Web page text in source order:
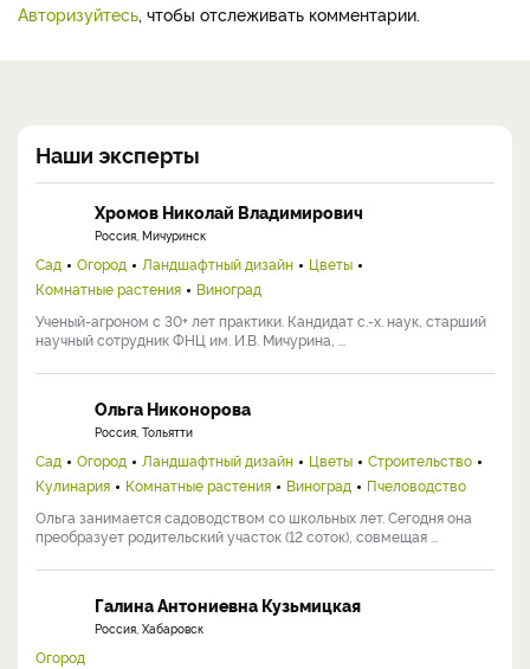
Авторизуйтесь , чтобы отслеживать комментарии.
Наши эксперты
Хромов Николай Владимирович
Россия, Мичуринск
Сад Огород Ландшафтный дизайн
Цветы
Комнатные растения
Виноград
Ученый-агроном с 30+ лет практики. Кандидат с.-х. наук, старший
научный сотрудник ФНЦ им. И.В. Мичурина, ...
Ольга Никонорова
Россия, Тольятти
Сад Огород Ландшафтный дизайн Цветы
Строительство
Кулинария
Комнатные растения Виноград
Пчеловодство
Ольга занимается садоводством со школьных лет. Сегодня она
преобразует родительский участок (12 соток), совмещая ...
Галина Антониевна Кузьмицкая
Россия, Хабаровск
Огород